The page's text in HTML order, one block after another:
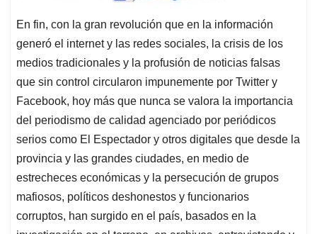
En fin, con la gran revolución que en la información
generó el internet y las redes sociales, la crisis de los
medios tradicionales y la profusión de noticias falsas
que sin control circularon impunemente por Twitter y
Facebook, hoy más que nunca se valora la importancia
del periodismo de calidad agenciado por periódicos
serios como El Espectador y otros digitales que desde la
provincia y las grandes ciudades, en medio de
estrecheces económicas y la persecución de grupos
mafiosos, políticos deshonestos y funcionarios
corruptos, han surgido en el país, basados en la